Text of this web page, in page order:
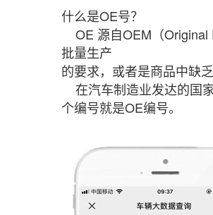
什么是OE号？
OE 源自OEM（Original
批量生产
的要求，或者是商品中缺
在汽车制造业发达的国
个编号就是OE编号。